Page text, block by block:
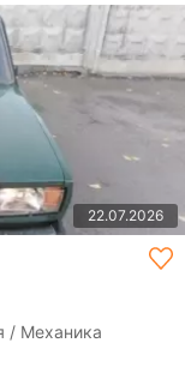
22.07.2026
/ Механика